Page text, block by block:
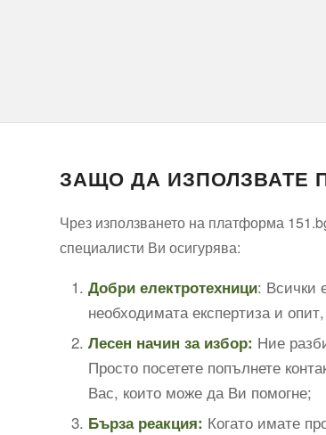
ЗАЩО ДА ИЗПОЛЗВАТЕ
Чрез използването на платформа
специалисти Ви осигурява:
Добри електротехници: Всички
необходимата експертиза и
Лесен начин за избор: Ние
Просто посетете попълнете
Вас, които може да Ви помогне;
Бърза реакция: Когато имате